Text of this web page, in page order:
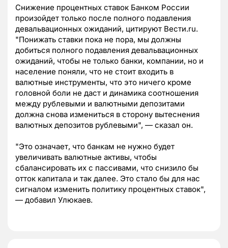
Снижение процентных ставок Банком России
произойдет только после полного подавления
девальвационных ожиданий, цитируют Вести.ru.
"Понижать ставки пока не пора, мы должны
добиться полного подавления девальвационных
ожиданий, чтобы не только банки, компании, но и
население поняли, что не стоит входить в
валютные инструменты, что это ничего кроме
головной боли не даст и динамика соотношения
между рублевыми и валютными депозитами
должна снова измениться в сторону вытеснения
валютных депозитов рублевыми", — сказал он.
"Это означает, что банкам не нужно будет
увеличивать валютные активы, чтобы
сбалансировать их с пассивами, что снизило бы
отток капитала и так далее. Это стало бы для нас
сигналом изменить политику процентных ставок",
— добавил Улюкаев.